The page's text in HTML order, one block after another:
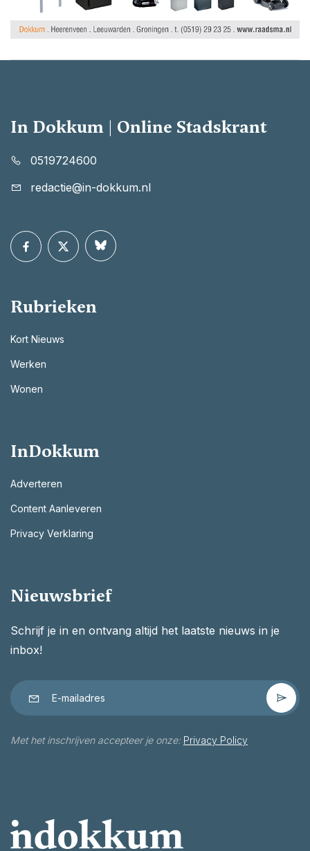
In Dokkum | Online Stadskrant
0519724600
redactie@in-dokkum.nl
Rubrieken
Kort Nieuws
Werken
Wonen
InDokkum
Adverteren
Content Aanleveren
Privacy Verklaring
Nieuwsbrief
Schrijf je in en ontvang altijd het laatste nieuws in je
inbox!
Met het inschrijven accepteer je onze: Privacy Policy